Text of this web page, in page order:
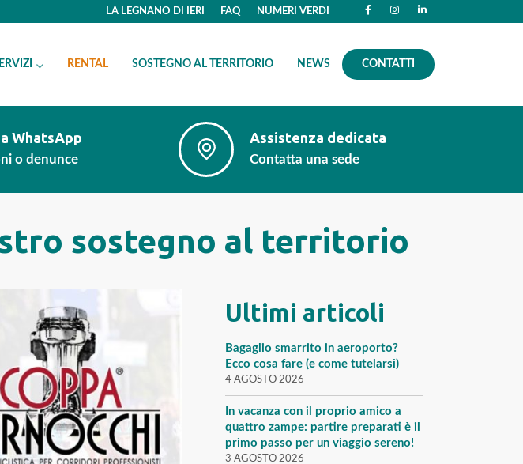
LA LEGNANO DI IERI FAQ NUMERI VERDI
RENTAL SOSTEGNO AL TERRITORIO NEWS CONTATTI
WhatsApp
o denunce
Assistenza dedicata
Contatta una sede
sostegno al territorio
Ultimi articoli
Bagaglio smarrito in aeroporto?
Ecco cosa fare (e come tutelarsi)
4 AGOSTO 2026
In vacanza con il proprio amico a
quattro zampe: partire preparati è il
primo passo per un viaggio sereno!
3 AGOSTO 2026